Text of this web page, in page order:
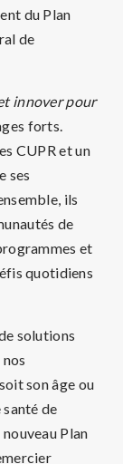
du Plan
de
innover pour
forts.
CUPR et un
ses
ils
de
et
quotidiens
solutions
son âge ou
de
Plan